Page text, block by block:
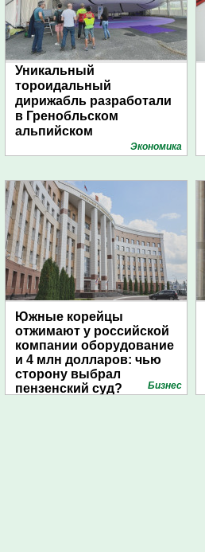
Уникальный
тороидальный
дирижабль разработали
в Гренобльском
альпийском
Экономика
Южные корейцы
отжимают у российской
компании оборудование
и 4 млн долларов: чью
сторону выбрал
пензенский суд?
Бизнес